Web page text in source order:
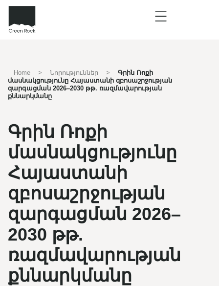
Home > Նորություններ >
Գրին Ռոքի
մասնակցությունը Հայաստանի զբոսաշրջության
զարգացման 2026–2030 թթ. ռազմավարության
քննարկմանը
Գրին Ռոքի
մասնակցությունը
Հայաստանի
զբոսաշրջության
զարգացման 2026–
2030 թթ.
ռազմավարության
քննարկմանը